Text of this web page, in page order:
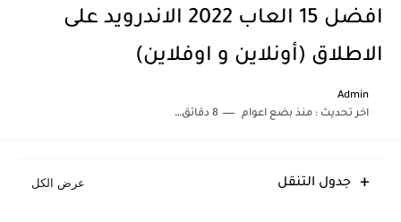
افضل 15 العاب 2022 الاندرويد على
الاطلاق (أونلاين و اوفلاين)
Admin
اخر تحديث :منذ بضع اعوام 8 دقائق للقراءة
جدول التنقل